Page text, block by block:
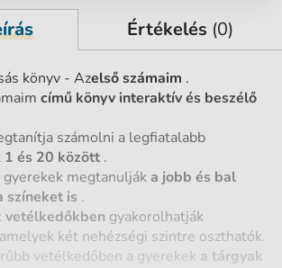
Értékelés (0)
könyv - Azelső számaim .
című könyv interaktív és beszélő
számolni a legfiatalabb
1 és 20 között .
gyerekek megtanuljáka jobb és bal
színeket is .
vetélkedőkben gyakorolhatják
két nehézségi szintre oszthatók.
vetélkedőben a gyerekek a tárgyak